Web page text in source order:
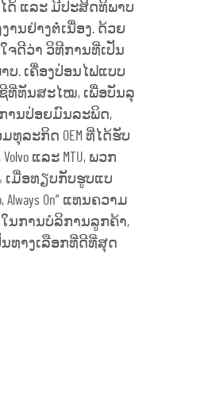
ດ້ ແລະ ມີປະສິດທິພາບ
ານຢ່າງຕໍ່ເນື່ອງ. ດ້ວຍ
ຈດີວ່າ ວິທີການທີ່ເປັນ
. ເຄື່ອງປ່ອນໄຟແບບ
ທີ່ທັນສະໄໝ, ເພື່ອບັນລຸ
ານປ່ອຍມົນລະພິດ,
ລະກິດ OEM ທີ່ໄດ້ຮັບ
ແລະ MTU, ພວກ
ເມື່ອທຽບກັບຮູບແບ
On” ແທນຄວາມ
ນການບໍລິການລູກຄ້າ,
ນທາງເລືອກທີ່ດີທີ່ສຸດ